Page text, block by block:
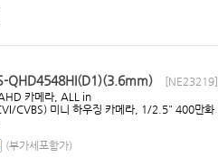
QHD4548HI(D1)(3.6mm)
[NE23219]
카메라, ALL in
CVBS) 미니 하우징 카메라, 1/2.5" 400만화
(부가세포함가)